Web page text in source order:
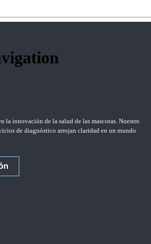
la innovación de la salud de las mascotas. Nuestro
de diagnóstico arrojan claridad en un mundo